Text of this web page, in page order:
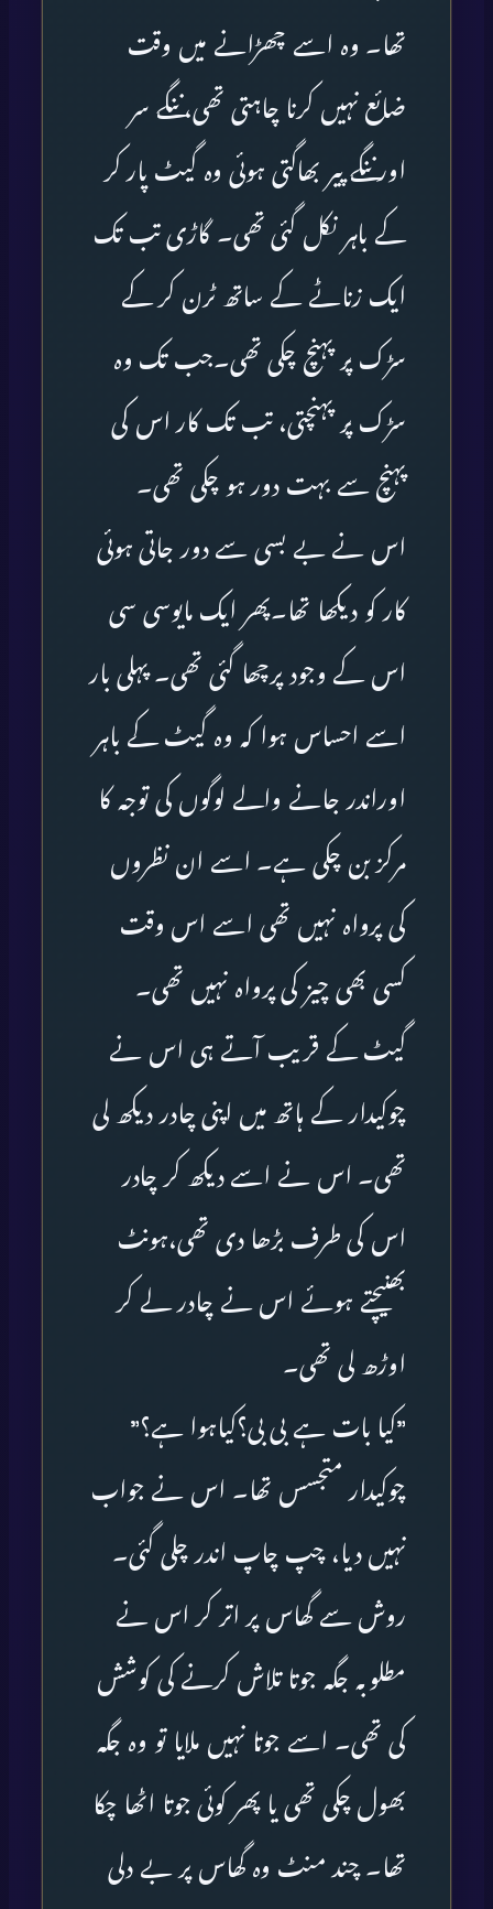
تھا۔ وہ اسے چھڑانے میں وقت
ضائع نہیں کرنا چاہتی تھی،ننگے سر
اورننگے پیر بھاگتی ہوئی وہ گیٹ پار کر
کے باہر نکل گئی تھی۔ گاڑی تب تک
ایک زناٹے کے ساتھ ٹرن کر کے
سڑک پر پہنچ چکی تھی۔جب تک وہ
سڑک پر پہنچتی، تب تک کار اس کی
پہنچ سے بہت دور ہو چکی تھی۔
اس نے بے بسی سے دور جاتی ہوئی
کار کو دیکھا تھا۔پھر ایک مایوسی سی
اس کے وجود پرچھا گئی تھی۔ پہلی بار
اسے احساس ہوا کہ وہ گیٹ کے باہر
اوراندر جانے والے لوگوں کی توجہ کا
مرکز بن چکی ہے۔ اسے ان نظروں
کی پرواہ نہیں تھی اسے اس وقت
کسی بھی چیز کی پرواہ نہیں تھی۔
گیٹ کے قریب آتے ہی اس نے
چوکیدار کے ہاتھ میں اپنی چادر دیکھ لی
تھی۔ اس نے اسے دیکھ کر چادر
اس کی طرف بڑھا دی تھی،ہونٹ
بھنیچتے ہوئے اس نے چادر لے کر
اوڑھ لی تھی۔
”کیا بات ہے بی بی؟کیاہوا ہے؟”
چوکیدار متجسس تھا۔ اس نے جواب
نہیں دیا، چپ چاپ اندر چلی گئی۔
روش سے گھاس پر اتر کر اس نے
مطلوبہ جگہ جوتا تلاش کرنے کی کوشش
کی تھی۔ اسے جوتا نہیں ملایا تو وہ جگہ
بھول چکی تھی یا پھر کوئی جوتا اٹھا چکا
تھا۔ چند منٹ وہ گھاس پر بے دلی